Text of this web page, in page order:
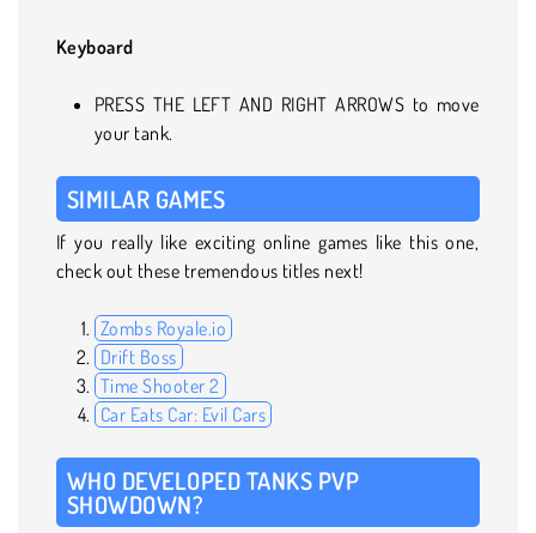
Keyboard
PRESS THE LEFT AND RIGHT ARROWS to move
your tank.
SIMILAR GAMES
If you really like exciting online games like this one,
check out these tremendous titles next!
Zombs Royale.io
Drift Boss
Time Shooter 2
Car Eats Car: Evil Cars
WHO DEVELOPED TANKS PVP
SHOWDOWN?